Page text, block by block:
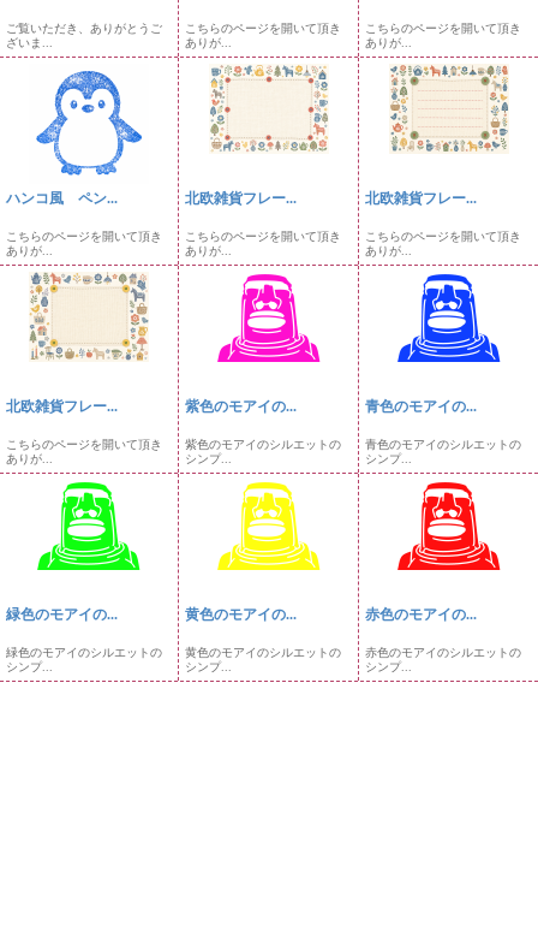
ご覧いただき、ありがとうご
ざいま...
こちらのページを開いて頂き
ありが...
こちらのページを開いて頂き
ありが...
ハンコ風 ペン...
こちらのページを開いて頂き
ありが...
北欧雑貨フレー...
こちらのページを開いて頂き
ありが...
北欧雑貨フレー...
こちらのページを開いて頂き
ありが...
北欧雑貨フレー...
こちらのページを開いて頂き
ありが...
紫色のモアイの...
紫色のモアイのシルエットの
シンプ...
青色のモアイの...
青色のモアイのシルエットの
シンプ...
緑色のモアイの...
緑色のモアイのシルエットの
シンプ...
黄色のモアイの...
黄色のモアイのシルエットの
シンプ...
赤色のモアイの...
赤色のモアイのシルエットの
シンプ...